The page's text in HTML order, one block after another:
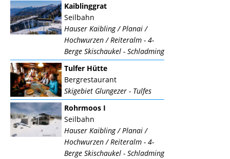
Kaiblinggrat
Seilbahn
Hauser Kaibling / Planai /
Hochwurzen / Reiteralm - 4-
Berge Skischaukel - Schladming
Tulfer Hütte
Bergrestaurant
Skigebiet Glungezer - Tulfes
Rohrmoos I
Seilbahn
Hauser Kaibling / Planai /
Hochwurzen / Reiteralm - 4-
Berge Skischaukel - Schladming